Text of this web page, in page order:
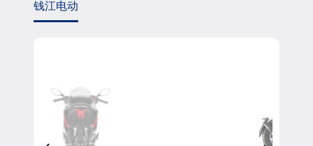
钱江电动